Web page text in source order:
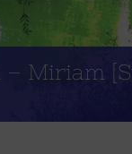
Miriam